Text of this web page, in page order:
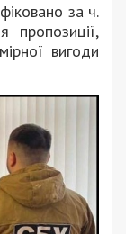
за ч.
вигоди